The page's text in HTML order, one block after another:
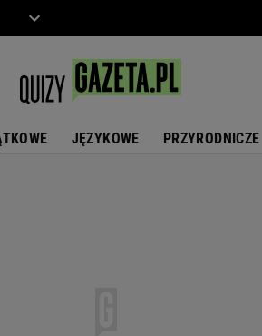
JĘZYKOWE PRZYRODNICZE